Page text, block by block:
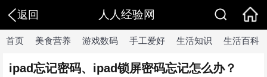
返回 人人经验网
首页 美食营养 游戏数码 手工爱好 生活知识 生活百科
ipad忘记密码、ipad锁屏密码忘记怎么办？